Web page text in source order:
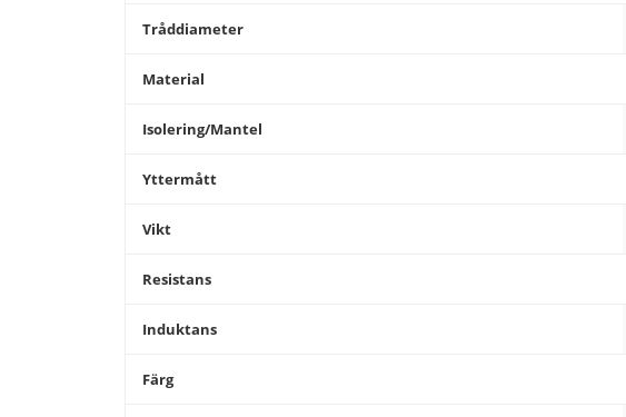
Tråddiameter
Material
Isolering/Mantel
Yttermått
Vikt
Resistans
Induktans
Färg